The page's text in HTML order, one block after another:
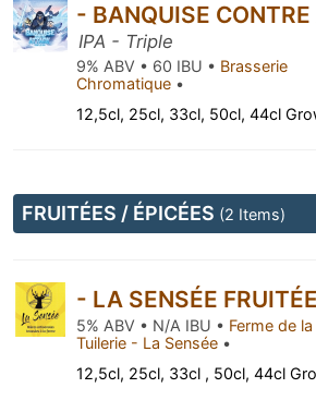
- BANQUISE
IPA - Triple
9% ABV • 60 IBU • Brasserie
Chromatique •
12,5cl, 25cl, 33cl, 50cl, 44cl
FRUITÉES / ÉPICÉES (2 Items)
- LA SENSÉE FRUITÉE
5% ABV • N/A IBU • Ferme de la
Tuilerie - La Sensée •
12,5cl, 25cl, 33cl , 50cl, 44cl